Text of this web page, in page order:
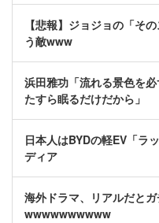
【悲報】ジョジョの「そ
う敵www
浜田雅功「流れる景色を
たすら眠るだけだから」
日本人はBYDの軽EV「ラ
ディア
海外ドラマ、リアルだと
wwwwwwwwww